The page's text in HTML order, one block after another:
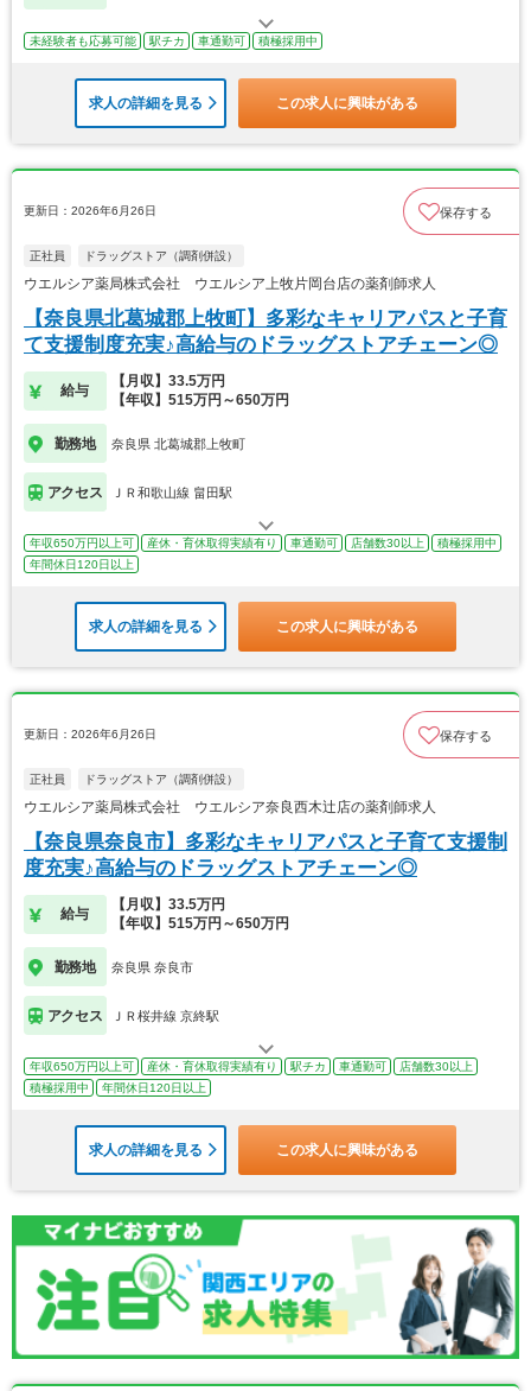
未経験者も応募可能 駅チカ 車通勤可 積極採用中
求人の詳細を見る この求人に興味がある
更新日：2026年6月26日 保存する
正社員 ドラッグストア（調剤併設）
ウエルシア薬局株式会社 ウエルシア上牧片岡台店の薬剤師求人
【奈良県北葛城郡上牧町】多彩なキャリアパスと子育
て支援制度充実♪高給与のドラッグストアチェーン◎
給与
【月収】33.5万円
【年収】515万円～650万円
勤務地 奈良県 北葛城郡上牧町
アクセス ＪＲ和歌山線 畠田駅
年収650万円以上可 産休・育休取得実績有り 車通勤可 店舗数30以上
積極採用中
年間休日120日以上
求人の詳細を見る この求人に興味がある
更新日：2026年6月26日 保存する
正社員 ドラッグストア（調剤併設）
ウエルシア薬局株式会社 ウエルシア奈良西木辻店の薬剤師求人
【奈良県奈良市】多彩なキャリアパスと子育て支援制
度充実♪高給与のドラッグストアチェーン◎
給与
【月収】33.5万円
【年収】515万円～650万円
勤務地 奈良県 奈良市
アクセス ＪＲ桜井線 京終駅
年収650万円以上可 産休・育休取得実績有り 駅チカ 車通勤可
店舗数30以上
積極採用中
年間休日120日以上
求人の詳細を見る この求人に興味がある